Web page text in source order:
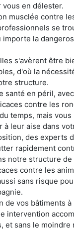
en délester.
musclée contre
se
la
s'avèrent être
d'où la
structure.
santé en péril,
contre les
temps, mais
à leur aise dans
des experts
rapidement
notre structure
contre les
sans risque
de vos bâtiments
intervention
et sans le moindre